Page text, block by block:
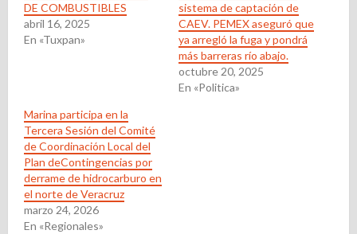
DE COMBUSTIBLES
abril 16, 2025
En «Tuxpan»
sistema de captación de
CAEV. PEMEX aseguró que
ya arregló la fuga y pondrá
más barreras río abajo.
octubre 20, 2025
En «Politica»
Marina participa en la
Tercera Sesión del Comité
de Coordinación Local del
Plan deContingencias por
derrame de hidrocarburo en
el norte de Veracruz
marzo 24, 2026
En «Regionales»